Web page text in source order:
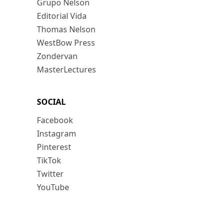
Grupo Nelson
Editorial Vida
Thomas Nelson
WestBow Press
Zondervan
MasterLectures
SOCIAL
Facebook
Instagram
Pinterest
TikTok
Twitter
YouTube